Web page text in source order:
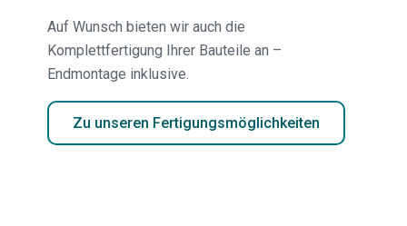
Auf Wunsch bieten wir auch die
Komplettfertigung Ihrer Bauteile an –
Endmontage inklusive.
Zu unseren Fertigungsmöglichkeiten